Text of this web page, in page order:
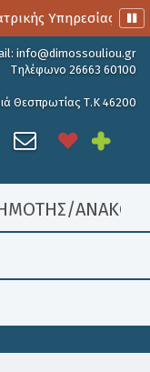
Υπηρεσίας
info@dimossouliou.gr
Τηλέφωνο 26663 60100
Θεσπρωτίας Τ.Κ 46200
/